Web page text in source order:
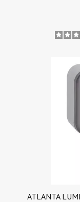
ATLANTA